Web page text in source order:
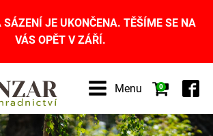
JE UKONČENA. TĚŠÍME SE NA
VÁS OPĚT V ZÁŘÍ.
Menu 0